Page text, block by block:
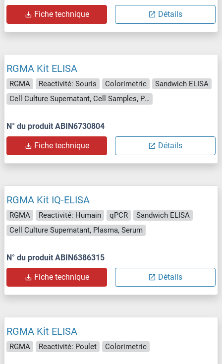
Fiche technique Détails
RGMA Kit ELISA
RGMA Reactivité: Souris Colorimetric
Sandwich ELISA
Cell Culture Supernatant, Cell Samples, Plasma, Serum, Tissue Lysate
N° du produit ABIN6730804
Fiche technique Détails
RGMA Kit IQ-ELISA
RGMA Reactivité: Humain qPCR
Sandwich ELISA
Cell Culture Supernatant, Plasma, Serum
N° du produit ABIN6386315
Fiche technique Détails
RGMA Kit ELISA
RGMA Reactivité: Poulet Colorimetric